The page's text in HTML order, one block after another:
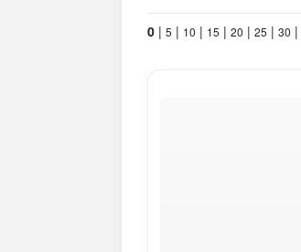
0 | 5 | 10 | 15 | 20 | 25 | 30 |